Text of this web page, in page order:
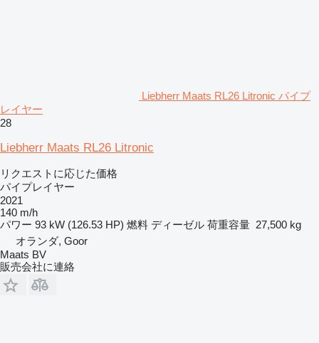
Liebherr Maats RL26 Litronic パイプ
レイヤー
28
Liebherr Maats RL26 Litronic
リクエストに応じた価格
パイプレイヤー
2021
140 m/h
パワー 93 kW (126.53 HP) 燃料 ディーゼル 荷重容量 27,500 kg
オランダ, Goor
Maats BV
販売会社に連絡